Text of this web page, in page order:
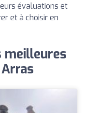
évaluations et
et à choisir en
meilleures